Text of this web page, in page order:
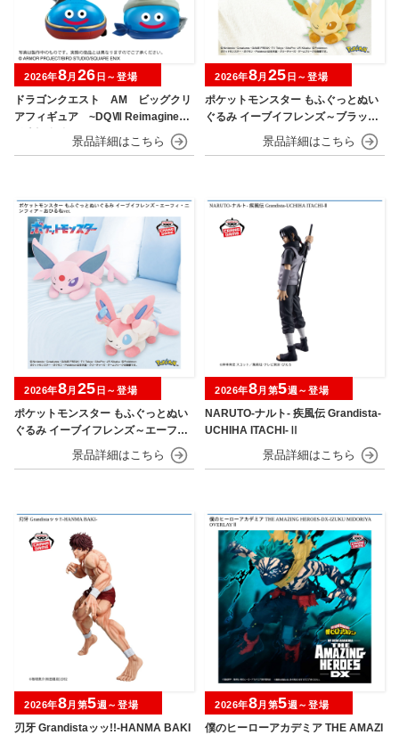
ドラゴンクエスト AM ビッグクリ
アフィギュア ~DQⅦ Reimagined
発売記念編~
2026年8月 26 日～登場
ポケットモンスター もふぐっとぬい
ぐるみ イーブイフレンズ～ブラッキ
ー・リーフィア～おひるねver.
2026年8月 25 日～登場
ポケットモンスター もふぐっとぬい
ぐるみ イーブイフレンズ～エーフ
ィ・ニンフィア～おひるねver.
2026年8月 25 日～登場
NARUTO-ナルト- 疾風伝 Grandista-
UCHIHA ITACHI-Ⅱ
2026年8月第5週～登場
刃牙 Grandistaッッ!!-HANMA BAKI
2026年8月第5週～登場
僕のヒーローアカデミア THE AMAZI
2026年8月第5週～登場